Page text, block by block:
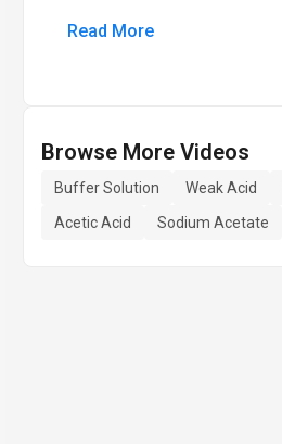
Read More
Browse More Videos
Buffer Solution Weak Acid
Acetic Acid
Sodium Acetate